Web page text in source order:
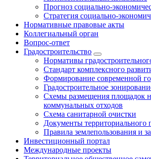
Прогноз социально-
Стратегия социально-
Нормативные правовые акты
Коллегиальный орган
Вопрос-ответ
Градостроительство
Нормативы
Стандарт комплексного
Формирование современной
Градостроительное
Схемы размещения площадок
коммунальных отходов
Схема санитарной очистки
Документы территориального
Правила землепользования и
Инвестиционный портал
Международные проекты